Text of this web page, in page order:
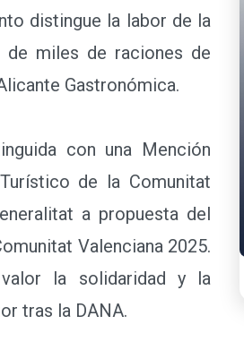
distingue la labor de la
miles de raciones de
Gastronómica.
con una Mención
de la Comunitat
a propuesta del
Valenciana 2025.
la solidaridad y la
tras la DANA.